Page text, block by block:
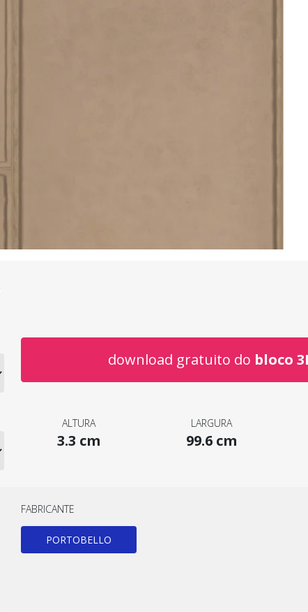
download gratuito do bloco
ALTURA
3.3 cm
LARGURA
99.6 cm
FABRICANTE
PORTOBELLO